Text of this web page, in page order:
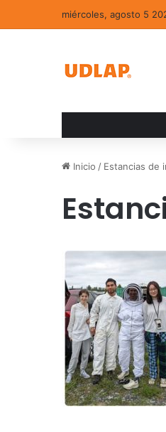
miércoles, agosto 5
Inicio / Estancias de